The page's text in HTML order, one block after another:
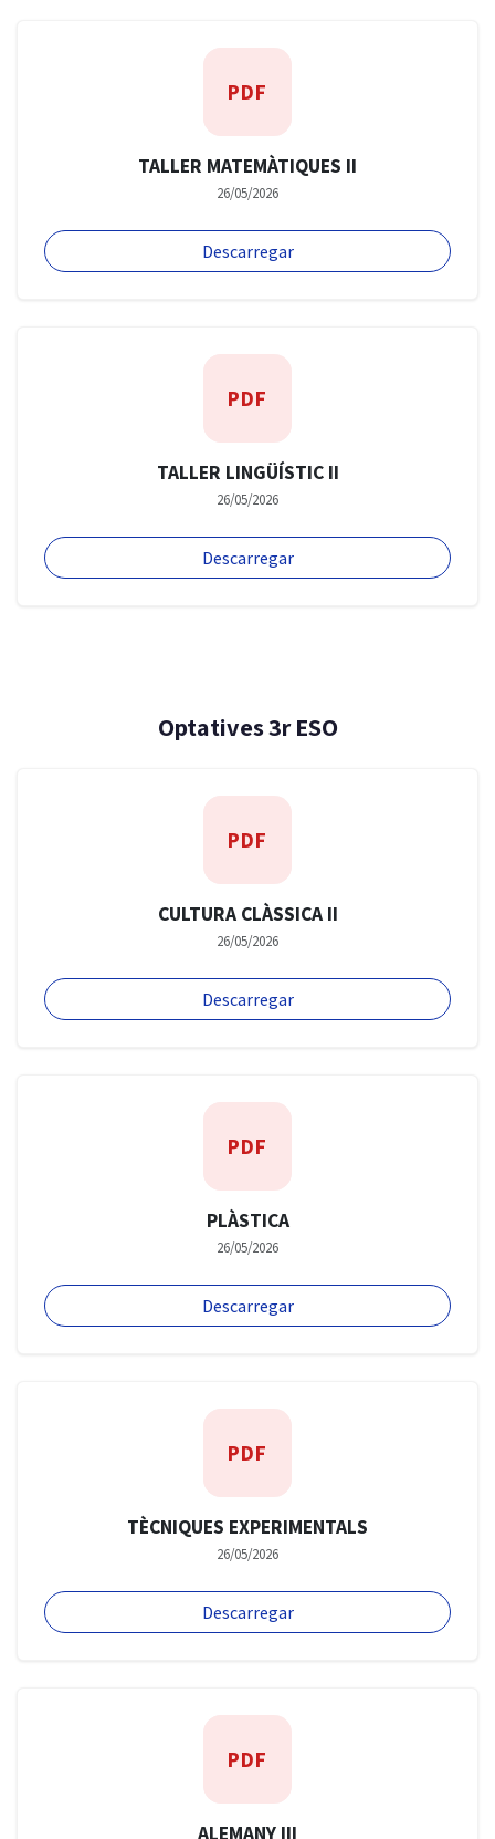
PDF
TALLER MATEMÀTIQUES II
26/05/2026
Descarregar
PDF
TALLER LINGÜÍSTIC II
26/05/2026
Descarregar
Optatives 3r ESO
PDF
CULTURA CLÀSSICA II
26/05/2026
Descarregar
PDF
PLÀSTICA
26/05/2026
Descarregar
PDF
TÈCNIQUES EXPERIMENTALS
26/05/2026
Descarregar
PDF
ALEMANY III